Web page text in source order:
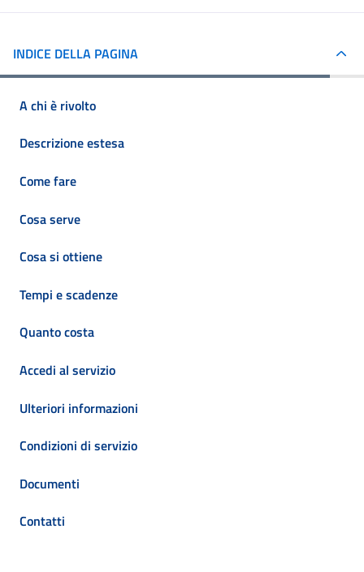
INDICE DELLA PAGINA
A chi è rivolto
Descrizione estesa
Come fare
Cosa serve
Cosa si ottiene
Tempi e scadenze
Quanto costa
Accedi al servizio
Ulteriori informazioni
Condizioni di servizio
Documenti
Contatti